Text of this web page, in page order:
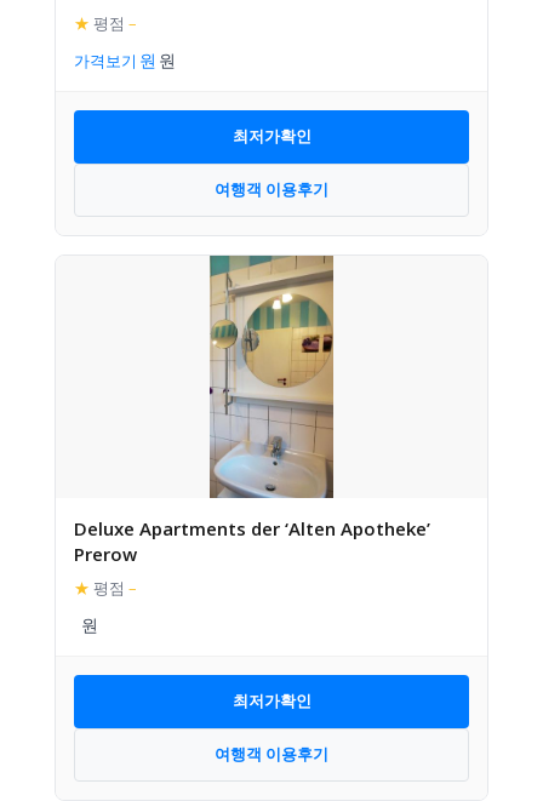
★ 평점 –
가격보기
최저가확인
여행객 이용후기
Deluxe Apartments der ‘Alten Apotheke’
Prerow
★ 평점 –
최저가확인
여행객 이용후기